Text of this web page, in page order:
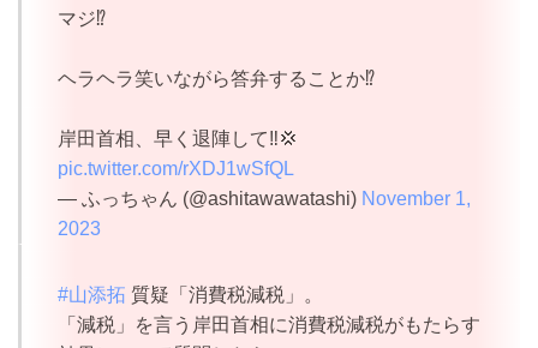
マジ⁉️
ヘラヘラ笑いながら答弁することか⁉️
岸田首相、早く退陣して‼️💢
pic.twitter.com/rXDJ1wSfQL
— ふっちゃん (@ashitawawatashi) November 1,
2023
#山添拓 質疑「消費税減税」。
「減税」を言う岸田首相に消費税減税がもたらす